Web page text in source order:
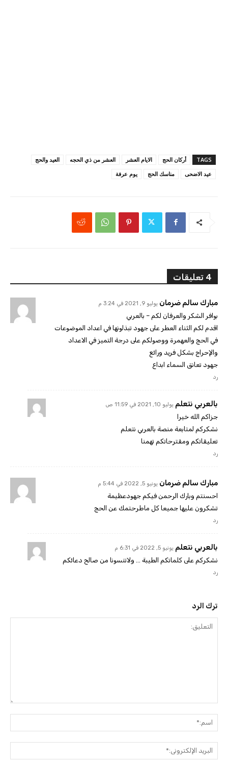
TAGS أركان الحج الايام العشر العشر من ذي الحجه
العيد والحج
عيد الاضحى
مناسك الحج يوم عرفة
4 تعليقات
مبارك سالم ضرمان يوليو 9, 2021 في 3:24 م
بوافر الشكر والعرفان لكم – بالعربي
اقدم لكم الثناء العطر على جهود تبذلونها في اعداد الموضوعات
في الحج والعهمرة ووصولكم على درجة التميز في الاعداد
والإحراج بشكل فريد ورائع
جهود تعانق السماء ابداع
رد
بالعربي نتعلم يوليو 10, 2021 في 11:59 ص
جزاكم الله خيرا
نشكركم لمتابعة منصة بالعربي نتعلم
تعليقاتكم ومقترحاتكم تهمنا
رد
مبارك سالم ضرمان يونيو 5, 2022 في 5:44 م
احسنتم وبارك الرحمن فيكم جهودعظيمة
تشكرون عليها جميعا كل ماطرحتمك عن الحج
رد
بالعربي نتعلم يونيو 5, 2022 في 6:31 م
نشكركم على كلماتكم الطيبة … ولاتنسونا من صالح دعائكم
رد
ترك الرد